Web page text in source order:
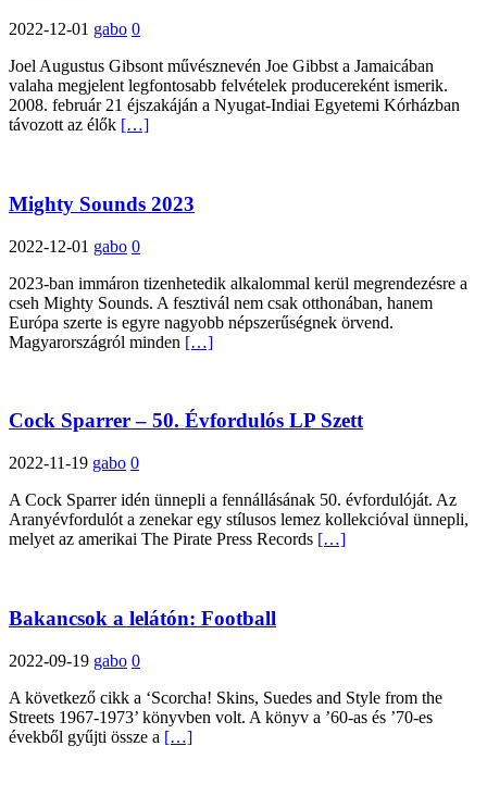
2022-12-01 gabo 0
Joel Augustus Gibsont művésznevén Joe Gibbst a Jamaicában
valaha megjelent legfontosabb felvételek producereként ismerik.
2008. február 21 éjszakáján a Nyugat-Indiai Egyetemi Kórházban
távozott az élők […]
Mighty Sounds 2023
2022-12-01 gabo 0
2023-ban immáron tizenhetedik alkalommal kerül megrendezésre a
cseh Mighty Sounds. A fesztivál nem csak otthonában, hanem
Európa szerte is egyre nagyobb népszerűségnek örvend.
Magyarországról minden […]
Cock Sparrer – 50. Évfordulós LP Szett
2022-11-19 gabo 0
A Cock Sparrer idén ünnepli a fennállásának 50. évfordulóját. Az
Aranyévfordulót a zenekar egy stílusos lemez kollekcióval ünnepli,
melyet az amerikai The Pirate Press Records […]
Bakancsok a lelátón: Football
2022-09-19 gabo 0
A következő cikk a ‘Scorcha! Skins, Suedes and Style from the
Streets 1967-1973’ könyvben volt. A könyv a ’60-as és ’70-es
évekből gyűjti össze a […]